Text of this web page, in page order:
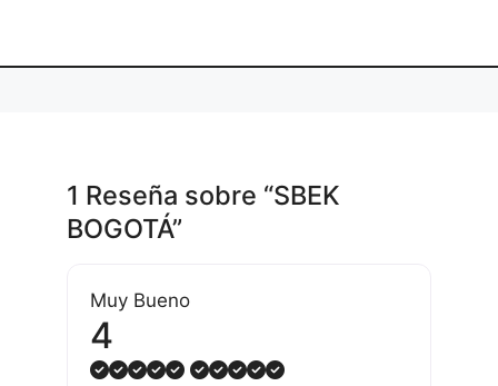
1 Reseña sobre “SBEK
BOGOTÁ”
Muy Bueno
4